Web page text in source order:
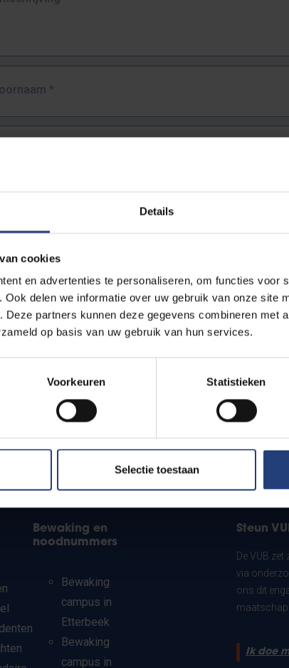
Details
cookies
en advertenties te personaliseren, om functies voor
delen we informatie over uw gebruik van onze site
Deze partners kunnen deze gegevens combineren met
op basis van uw gebruik van hun services.
Voorkeuren Statistieken
Selectie toestaan
*
*
URL van de pagina waar je de fout zag.
www.vub.be/nl/studeren-aan-de-vub/alle-opleidingen
Bewaking en
noodnummers
Bewaking
campus in
Etterbeek
Bewaking
campus in
Steun
De VUB
via
ons dit
Ik doe